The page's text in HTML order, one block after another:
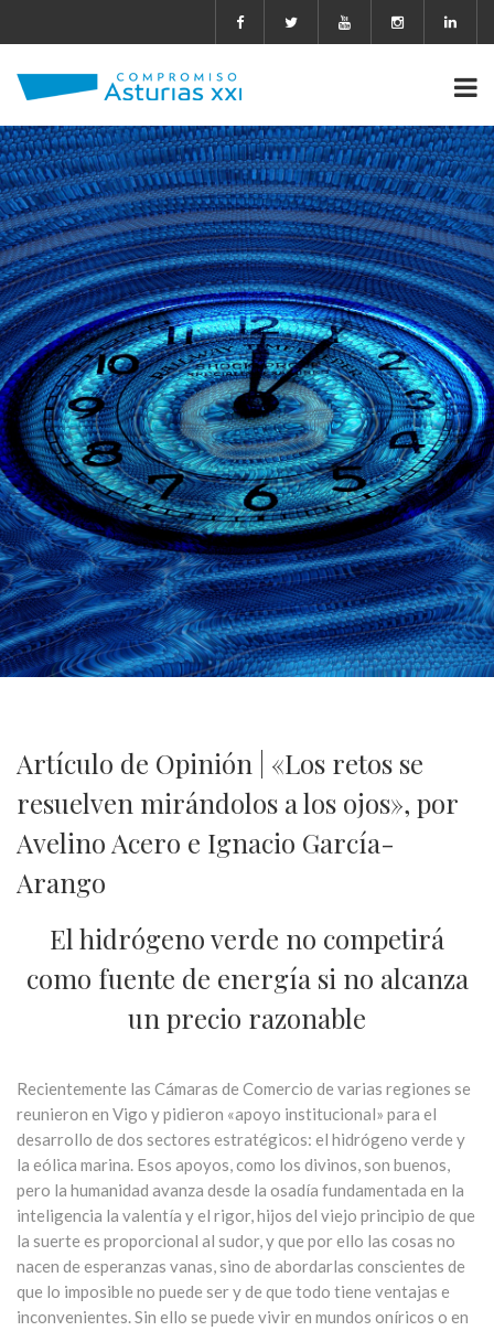
Artículo de Opinión | «Los retos se
resuelven mirándolos a los ojos», por
Avelino Acero e Ignacio García-
Arango
El hidrógeno verde no competirá
como fuente de energía si no alcanza
un precio razonable
Recientemente las Cámaras de Comercio de varias regiones se
reunieron en Vigo y pidieron «apoyo institucional» para el
desarrollo de dos sectores estratégicos: el hidrógeno verde y
la eólica marina. Esos apoyos, como los divinos, son buenos,
pero la humanidad avanza desde la osadía fundamentada en la
inteligencia la valentía y el rigor, hijos del viejo principio de que
la suerte es proporcional al sudor, y que por ello las cosas no
nacen de esperanzas vanas, sino de abordarlas conscientes de
que lo imposible no puede ser y de que todo tiene ventajas e
inconvenientes. Sin ello se puede vivir en mundos oníricos o en